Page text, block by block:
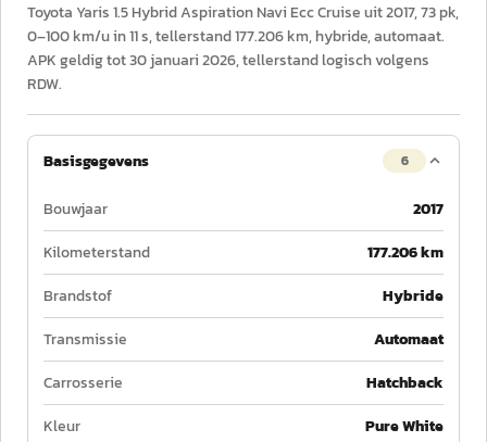
Toyota Yaris 1.5 Hybrid Aspiration Navi Ecc Cruise uit 2017, 73 pk,
0–100 km/u in 11 s, tellerstand 177.206 km, hybride, automaat.
APK geldig tot 30 januari 2026, tellerstand logisch volgens
RDW.
Basisgegevens 6
Bouwjaar
2017
Kilometerstand
177.206 km
Brandstof
Hybride
Transmissie
Automaat
Carrosserie
Hatchback
Kleur
Pure White